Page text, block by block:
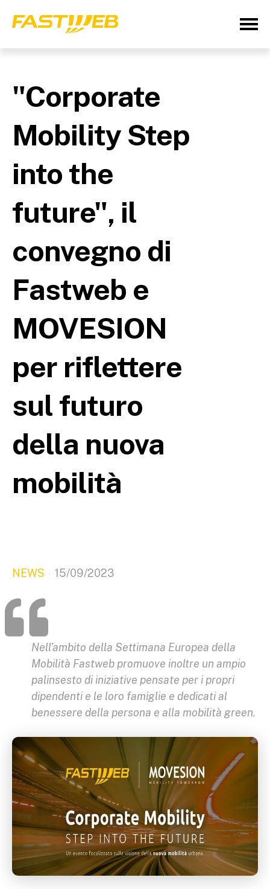
"Corporate
Mobility Step
into the
future", il
convegno di
Fastweb e
MOVESION
per riflettere
sul futuro
della nuova
mobilità
NEWS 15/09/2023
Nell’ambito della Settimana Europea della
Mobilità Fastweb promuove inoltre un ampio
palinsesto di iniziative pensate per i propri
dipendenti e le loro famiglie e dedicati al
benessere della persona e alla mobilità green.